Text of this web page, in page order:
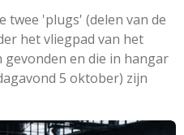
twee 'plugs' (delen van de
het vliegpad van het
en die in hangar
5 oktober) zijn